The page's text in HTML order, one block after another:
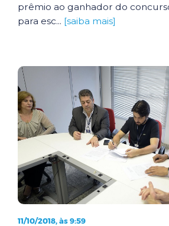
prêmio ao ganhador do
para esc... [saiba mais]
11/10/2018, às 9:59